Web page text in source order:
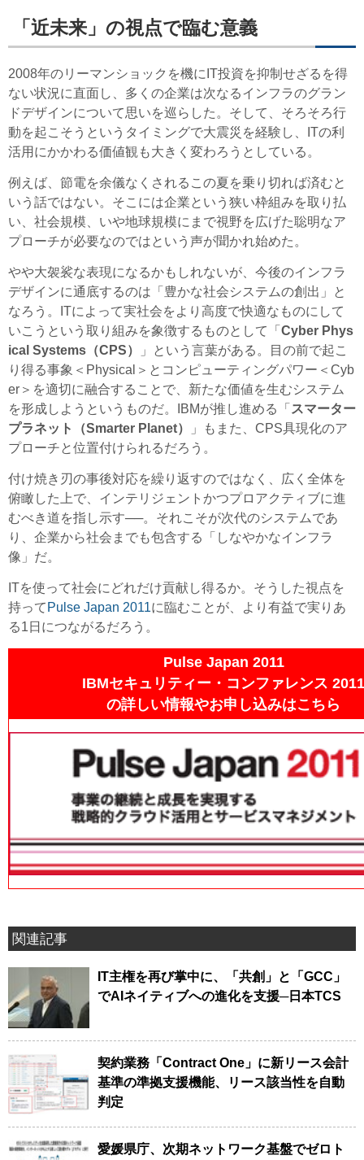
「近未来」の視点で臨む意義
2008年のリーマンショックを機にIT投資を抑制せざるを得
ない状況に直面し、多くの企業は次なるインフラのグラン
ドデザインについて思いを巡らした。そして、そろそろ行
動を起こそうというタイミングで大震災を経験し、ITの利
活用にかかわる価値観も大きく変わろうとしている。
例えば、節電を余儀なくされるこの夏を乗り切れば済むと
いう話ではない。そこには企業という狭い枠組みを取り払
い、社会規模、いや地球規模にまで視野を広げた聡明なア
プローチが必要なのではという声が聞かれ始めた。
やや大袈裟な表現になるかもしれないが、今後のインフラ
デザインに通底するのは「豊かな社会システムの創出」と
なろう。ITによって実社会をより高度で快適なものにして
いこうという取り組みを象徴するものとして「 Cyber Phys
ical Systems（CPS）
」という言葉がある。目の前で起こ
り得る事象＜Physical＞とコンピューティングパワー＜Cyb
er＞を適切に融合することで、新たな価値を生むシステム
を形成しようというものだ。IBMが推し進める「 スマーター
プラネット（Smarter Planet）
」もまた、CPS具現化のア
プローチと位置付けられるだろう。
付け焼き刃の事後対応を繰り返すのではなく、広く全体を
俯瞰した上で、インテリジェントかつプロアクティブに進
むべき道を指し示す──。それこそが次代のシステムであ
り、企業から社会までも包含する「しなやかなインフラ
像」だ。
ITを使って社会にどれだけ貢献し得るか。そうした視点を
持って Pulse Japan 2011に臨むことが、より有益で実りあ
る1日につながるだろう。
Pulse Japan 2011
IBMセキュリティー・コンファレンス 2011
の詳しい情報やお申し込みはこちら
関連記事
IT主権を再び掌中に、「共創」と「GCC」
でAIネイティブへの進化を支援─日本TCS
契約業務「Contract One」に新リース会計
基準の準拠支援機能、リース該当性を自動
判定
愛媛県庁、次期ネットワーク基盤でゼロト